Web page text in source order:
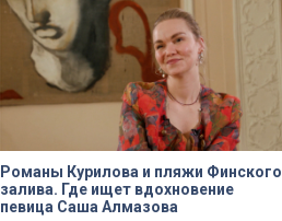
Романы Курилова и пляжи Финского
залива. Где ищет вдохновение
певица Саша Алмазова